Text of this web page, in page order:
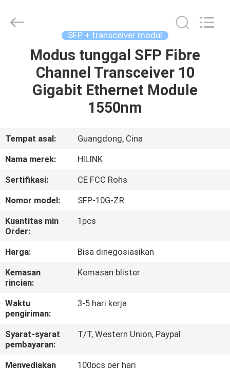
RUMAH
PRODUK
KAMI
PABRIK
KONTROL
KUALITAS
HUBUNGI
KAMI
BERITA
KASUS-
Technology
Co.,Ltd..
SFP + transceiver modul
Modus tunggal SFP Fibre
Channel Transceiver 10
Gigabit Ethernet Module
1550nm
Tempat asal:
Guangdong, Cina
Nama merek:
HILINK
Sertifikasi:
CE FCC Rohs
Nomor model:
SFP-10G-ZR
Kuantitas min
Order:
1pcs
Harga:
Bisa dinegosiasikan
Kemasan
rincian:
Kemasan blister
Waktu
pengiriman:
3-5 hari kerja
Syarat-syarat
pembayaran:
T/T, Western Union, Paypal
Menyediakan
100pcs per hari